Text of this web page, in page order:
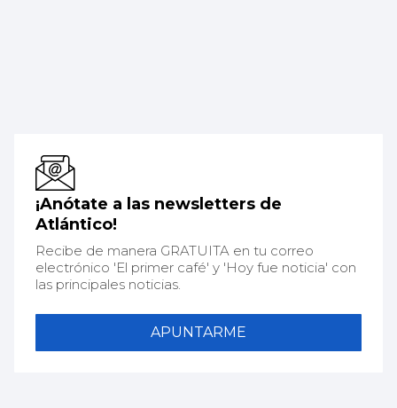
¡Anótate a las newsletters de
Atlántico!
Recibe de manera GRATUITA en tu correo
electrónico 'El primer café' y 'Hoy fue noticia' con
las principales noticias.
APUNTARME